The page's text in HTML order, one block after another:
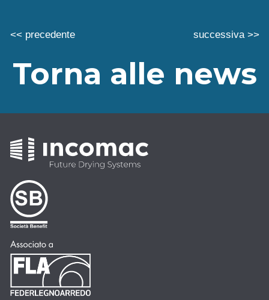
<< precedente successiva >>
Torna alle news